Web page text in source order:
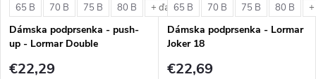
65 B 70 B 75 B 80 B + ďalšie
Dámska podprsenka - push-
up - Lormar Double
€22,29
65 B 70 B 75 B 80 B
Dámska podprsenka - Lormar
Joker 18
€22,69